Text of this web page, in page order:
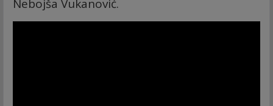
Nebojša Vukanović.